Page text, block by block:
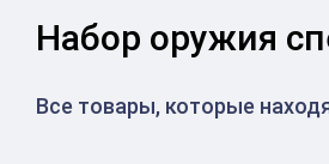
Набор оружия
Все товары, которые